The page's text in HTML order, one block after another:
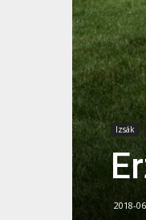
Izsák
2018-